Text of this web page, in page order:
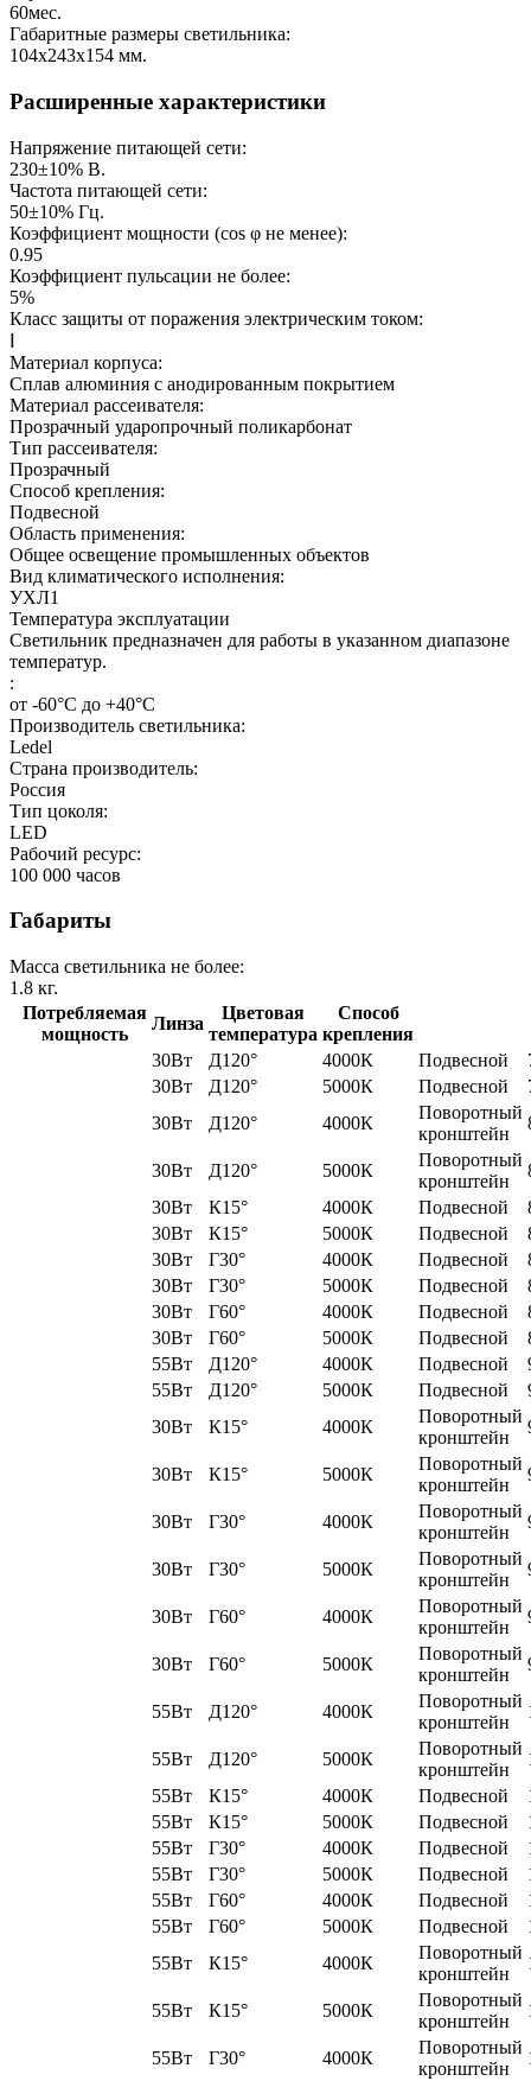
60мес.
Габаритные размеры светильника:
104х243х154 мм.
Расширенные характеристики
Напряжение питающей сети:
230±10% В.
Частота питающей сети:
50±10% Гц.
Коэффициент мощности (cos φ не менее):
0.95
Коэффициент пульсации не более:
5%
Класс защиты от поражения электрическим током:
Материал корпуса:
Сплав алюминия с анодированным покрытием
Материал рассеивателя:
Прозрачный ударопрочный поликарбонат
Тип рассеивателя:
Прозрачный
Способ крепления:
Подвесной
Область применения:
Общее освещение промышленных объектов
Вид климатического исполнения:
УХЛ1
Температура эксплуатации
Светильник предназначен для работы в указанном диапазоне
температур.
:
от -60°С до +40°С
Производитель светильника:
Ledel
Страна производитель:
Россия
Тип цоколя:
LED
Рабочий ресурс:
100 000 часов
Габариты
Масса светильника не более:
1.8 кг.
Потребляемая
мощность
Линза
Цветовая
температура
Способ
крепления
30Вт
Д120° 4000К Подвесной
30Вт
Д120° 5000К Подвесной
30Вт
Д120° 4000К
Поворотный
кронштейн
30Вт Д120° 5000К
Поворотный
кронштейн
30Вт
К15° 4000К Подвесной
30Вт
К15° 5000К Подвесной
30Вт
Г30° 4000К Подвесной
30Вт
Г30° 5000К Подвесной
30Вт
Г60° 4000К Подвесной
30Вт
Г60° 5000К Подвесной
55Вт
Д120° 4000К Подвесной
55Вт
Д120° 5000К Подвесной
30Вт
К15° 4000К
Поворотный
кронштейн
30Вт К15° 5000К
Поворотный
кронштейн
30Вт Г30° 4000К
Поворотный
кронштейн
30Вт Г30° 5000К
Поворотный
кронштейн
30Вт Г60° 4000К
Поворотный
кронштейн
30Вт Г60° 5000К
Поворотный
кронштейн
55Вт Д120° 4000К
Поворотный
кронштейн
55Вт Д120° 5000К
Поворотный
кронштейн
55Вт
К15° 4000К Подвесной
55Вт
К15° 5000К Подвесной
55Вт
Г30° 4000К Подвесной
55Вт
Г30° 5000К Подвесной
55Вт
Г60° 4000К Подвесной
55Вт
Г60° 5000К Подвесной
55Вт
К15° 4000К
Поворотный
кронштейн
55Вт К15° 5000К
Поворотный
кронштейн
55Вт Г30° 4000К
Поворотный
кронштейн